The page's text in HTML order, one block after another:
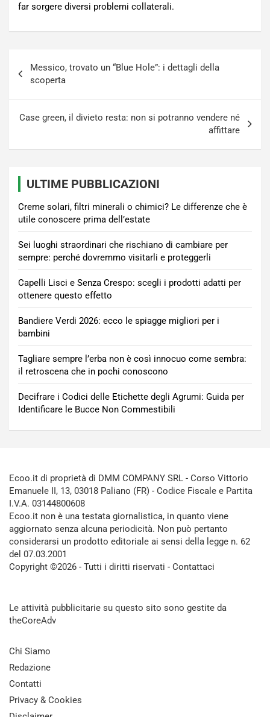
far sorgere diversi problemi collaterali.
articoli
Messico, trovato un “Blue Hole”: i dettagli della
scoperta
Case green, il divieto resta: non si potranno vendere né
affittare
ULTIME PUBBLICAZIONI
Creme solari, filtri minerali o chimici? Le differenze che è
utile conoscere prima dell’estate
Sei luoghi straordinari che rischiano di cambiare per
sempre: perché dovremmo visitarli e proteggerli
Capelli Lisci e Senza Crespo: scegli i prodotti adatti per
ottenere questo effetto
Bandiere Verdi 2026: ecco le spiagge migliori per i
bambini
Tagliare sempre l’erba non è così innocuo come sembra:
il retroscena che in pochi conoscono
Decifrare i Codici delle Etichette degli Agrumi: Guida per
Identificare le Bucce Non Commestibili
Ecoo.it di proprietà di DMM COMPANY SRL - Corso Vittorio
Emanuele II, 13, 03018 Paliano (FR) - Codice Fiscale e Partita
I.V.A. 03144800608
Ecoo.it non è una testata giornalistica, in quanto viene
aggiornato senza alcuna periodicità. Non può pertanto
considerarsi un prodotto editoriale ai sensi della legge n. 62
del 07.03.2001
Copyright ©2026 - Tutti i diritti riservati - Contattaci
Le attività pubblicitarie su questo sito sono gestite da
theCoreAdv
Chi Siamo
Redazione
Contatti
Privacy & Cookies